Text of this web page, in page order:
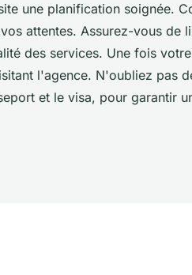
une planification soignée.
attentes. Assurez-vous de
des services. Une fois
l'agence. N'oubliez pas
et le visa, pour garantir